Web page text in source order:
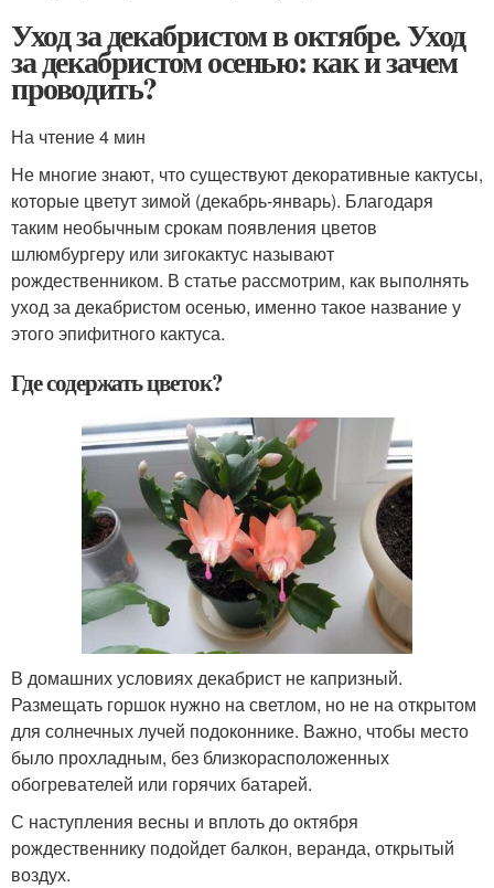
Уход за декабристом в октябре. Уход
за декабристом осенью: как и зачем
проводить?
На чтение 4 мин
Не многие знают, что существуют декоративные кактусы,
которые цветут зимой (декабрь-январь). Благодаря
таким необычным срокам появления цветов
шлюмбургеру или зигокактус называют
рождественником. В статье рассмотрим, как выполнять
уход за декабристом осенью, именно такое название у
этого эпифитного кактуса.
Где содержать цветок?
В домашних условиях декабрист не капризный.
Размещать горшок нужно на светлом, но не на открытом
для солнечных лучей подоконнике. Важно, чтобы место
было прохладным, без близкорасположенных
обогревателей или горячих батарей.
С наступления весны и вплоть до октября
рождественнику подойдет балкон, веранда, открытый
воздух.